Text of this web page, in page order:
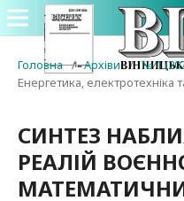
Головна / Архіви / № 1
Енергетика, електротехніка
СИНТЕЗ
РЕАЛІЙ